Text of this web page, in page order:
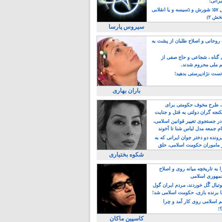
رویداد سال ۵۷؛ شورش و دَسیسه و یا انقلابی
۲)
سیروس پارسا
و اصلاح طلبان از پشت به
گناه ، شجاعی و حاج صفی از
ملی محروم شدند.
نژادپرستی بدهید!
باران بهاری
مخوف حکومتی برای
گران دولتی به قتل و جنایت
جستجوی تغییر قوانین اسلامی،
جمعه مدل لباس شنا تا آخوند
دو دختر جوان ایرانی که به
ماموران حکومت اسلامی، حلق
شکوه بختیاری
به تاریخچه میانه روی و اصلاح
اسلامی
گًل خوردند، مردم ایران گول
برنده بازی، حکومت اسلامی شد!
اسلامی روی کار آمد و چرا
کاسپین ماکان